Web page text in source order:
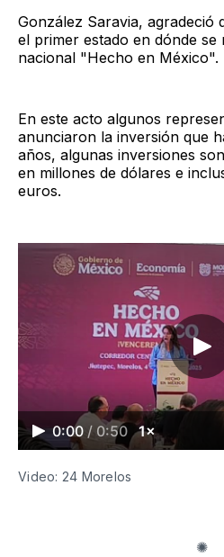
González Saravia, agradeció
el primer estado en dónde se
nacional "Hecho en México".
En este acto algunos
anunciaron la inversión que
años, algunas inversiones
en millones de dólares e
euros.
0:00 / 0:50 1×
Video: 24 Morelos